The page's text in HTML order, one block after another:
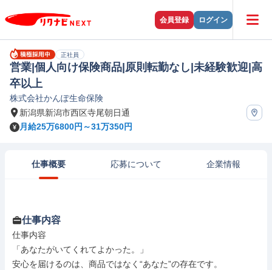
会員登録 ログイン
正社員
営業|個人向け保険商品|原則転勤なし|未経験歓迎|高
卒以上
株式会社かんぽ生命保険
新潟県新潟市西区寺尾朝日通
月給25万6800円～31万350円
仕事概要 応募について 企業情報
仕事内容
仕事内容
「あなたがいてくれてよかった。」
安心を届けるのは、商品ではなく“あなた”の存在です。